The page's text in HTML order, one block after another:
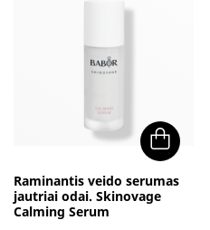
Raminantis veido serumas
jautriai odai. Skinovage
Calming Serum